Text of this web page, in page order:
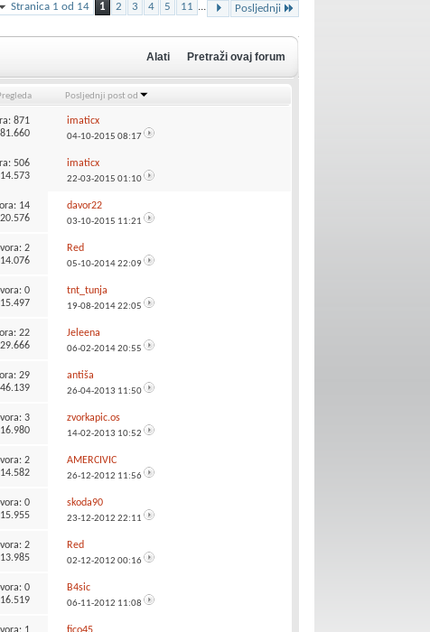
Stranica 1 od 14 1 2 3 4 5 11 ... Posljednji
Alati Pretraži ovaj forum
Posljednji post od
871
imaticx
04-10-2015 08:17
506
imaticx
22-03-2015 01:10
14
davor22
03-10-2015 11:21
2
Red
05-10-201422:09
0
tnt_tunja
19-08-201422:05
22
Jeleena
06-02-201420:55
29
antiša
26-04-2013 11:50
3
zvorkapic.os
14-02-2013 10:52
2
AMERCIVIC
26-12-2012 11:56
0
skoda90
23-12-2012 22:11
2
Red
02-12-2012 00:16
0
B4sic
06-11-2012 11:08